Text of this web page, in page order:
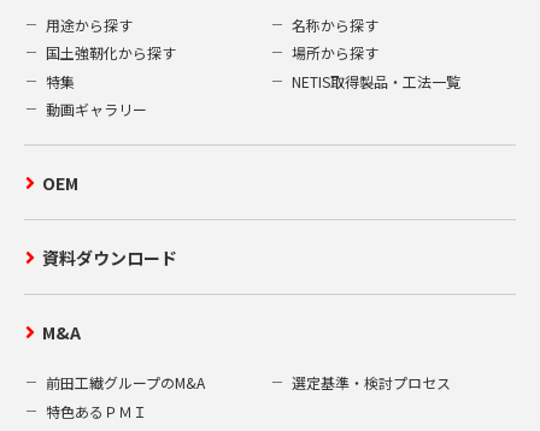
用途から探す
名称から探す
国土強靭化から探す
場所から探す
特集
NETIS取得製品・工法一覧
動画ギャラリー
OEM
資料ダウンロード
M&A
前田工繊グループのM&A
選定基準・検討プロセス
特色あるＰＭＩ